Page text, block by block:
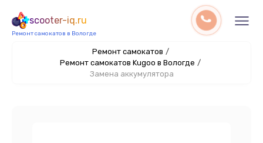
scooter-iq.ru
Ремонт самокатов в Вологде
Ремонт самокатов /
Ремонт самокатов Kugoo в Вологде /
Замена аккумулятора